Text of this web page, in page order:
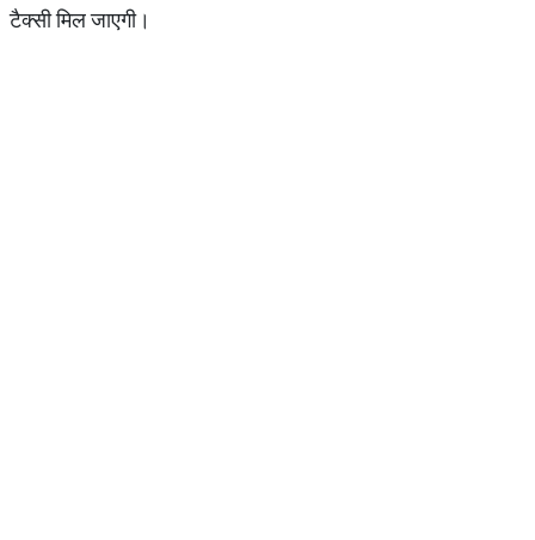
टैक्सी मिल जाएगी।